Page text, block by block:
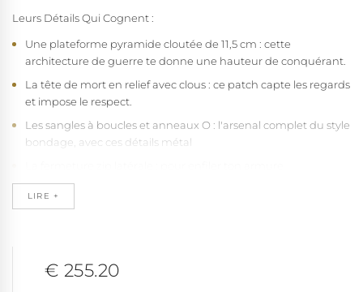
Leurs Détails Qui Cognent :
Une plateforme pyramide cloutée de 11,5 cm : cette
architecture de guerre te donne une hauteur de conquérant.
La tête de mort en relief avec clous : ce patch capte les regards
et impose le respect.
Les sangles à boucles et anneaux O : l'arsenal complet du style
bondage, avec ces détails métal
rapidement, sans délacage interminable.
Construction vegan blindée : des matériaux qui résistent aux
prestance, elles affirment ta présence dans l'espace.
LIRE +
€ 255.20